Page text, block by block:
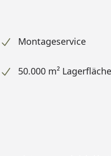
Montageservice
50.000 m² Lagerfläche